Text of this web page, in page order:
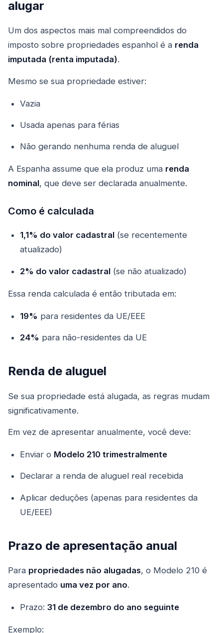
alugar
Um dos aspectos mais mal compreendidos do
imposto sobre propriedades espanhol é a renda
imputada (renta imputada).
Mesmo se sua propriedade estiver:
Vazia
Usada apenas para férias
Não gerando nenhuma renda de aluguel
A Espanha assume que ela produz uma renda
nominal, que deve ser declarada anualmente.
Como é calculada
1,1% do valor cadastral (se recentemente
atualizado)
2% do valor cadastral (se não atualizado)
Essa renda calculada é então tributada em:
19% para residentes da UE/EEE
24% para não-residentes da UE
Renda de aluguel
Se sua propriedade está alugada, as regras mudam
significativamente.
Em vez de apresentar anualmente, você deve:
Enviar o Modelo 210 trimestralmente
Declarar a renda de aluguel real recebida
Aplicar deduções (apenas para residentes da
UE/EEE)
Prazo de apresentação anual
Para propriedades não alugadas, o Modelo 210 é
apresentado uma vez por ano.
Prazo: 31 de dezembro do ano seguinte
Exemplo: